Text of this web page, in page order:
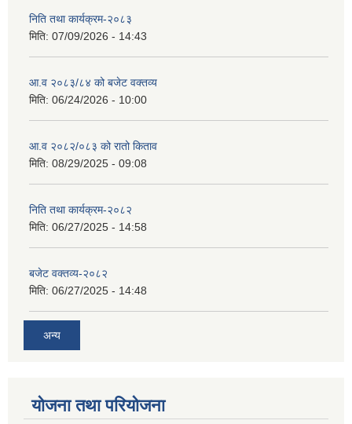
निति तथा कार्यक्रम-२०८३
मिति: 07/09/2026 - 14:43
आ.व २०८३/८४ को बजेट वक्तव्य
मिति: 06/24/2026 - 10:00
आ.व २०८२/०८३ को रातो किताव
मिति: 08/29/2025 - 09:08
निति तथा कार्यक्रम-२०८२
मिति: 06/27/2025 - 14:58
बजेट वक्तव्य-२०८२
मिति: 06/27/2025 - 14:48
अन्य
योजना तथा परियोजना